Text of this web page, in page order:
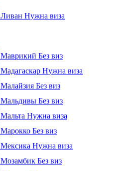
Ливан Нужна виза
Маврикий Без виз
Мадагаскар Нужна виза
Малайзия Без виз
Мальдивы Без виз
Мальта Нужна виза
Марокко Без виз
Мексика Нужна виза
Мозамбик Без виз